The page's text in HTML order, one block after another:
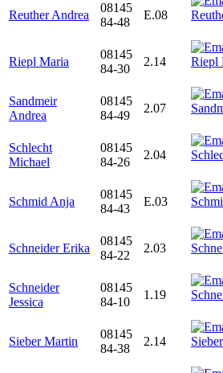
Reuther Andrea
08145
84-48
E.08
Riepl Maria
08145
84-30
2.14
Sandmeir
Andrea
08145
84-49
2.07
Schlecht
Michael
08145
84-26
2.04
Schmid Anja
08145
84-43
E.03
Schneider Erika
08145
84-22
2.03
Schneider
Jessica
08145
84-10
1.19
Sieber Martin
08145
84-38
2.14